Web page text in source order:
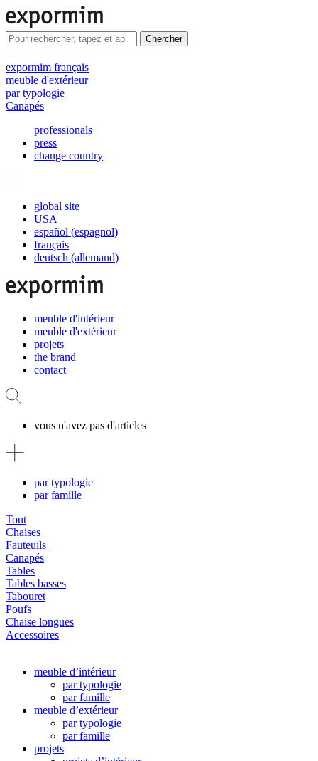
Chercher
expormim français
meuble d'extérieur
par typologie
Canapés
professionals
press
change country
global site
USA
español (espagnol)
français
deutsch (allemand)
meuble d'intérieur
meuble d'extérieur
projets
the brand
contact
vous n'avez pas d'articles
par typologie
par famille
Tout
Chaises
Fauteuils
Canapés
Tables
Tables basses
Tabouret
Poufs
Chaise longues
Accessoires
meuble d’intérieur
par typologie
par famille
meuble d’extérieur
par typologie
par famille
projets